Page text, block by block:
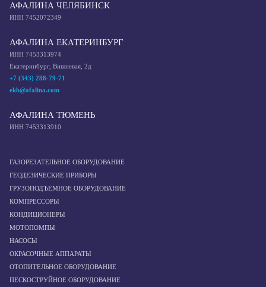
АФАЛИНА ЧЕЛЯБИНСК
ИНН 7452072349
АФАЛИНА ЕКАТЕРИНБУРГ
ИНН 7453313974
Екатеринбург, Вишневая, 2д
+7 (343) 288-79-71
ekb@afalina.com
АФАЛИНА ТЮМЕНЬ
ИНН 7453313910
ГАЗОРЕЗАТЕЛЬНОЕ ОБОРУДОВАНИЕ
ГЕОДЕЗИЧЕСКИЕ ПРИБОРЫ
ГРУЗОПОДЪЕМНОЕ ОБОРУДОВАНИЕ
КОМПРЕССОРЫ
КОНДИЦИОНЕРЫ
МОТОПОМПЫ
НАСОСЫ
ОКРАСОЧНЫЕ АППАРАТЫ
ОТОПИТЕЛЬНОЕ ОБОРУДОВАНИЕ
ПЕСКОСТРУЙНОЕ ОБОРУДОВАНИЕ